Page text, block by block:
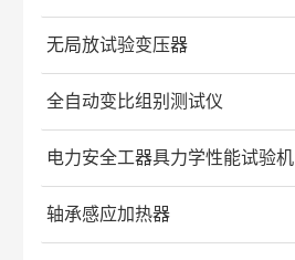
无局放试验变压器
全自动变比组别测试仪
电力安全工器具力学性能试验机
轴承感应加热器